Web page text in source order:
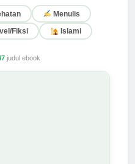
Menulis
Fiksi Islami
judul ebook